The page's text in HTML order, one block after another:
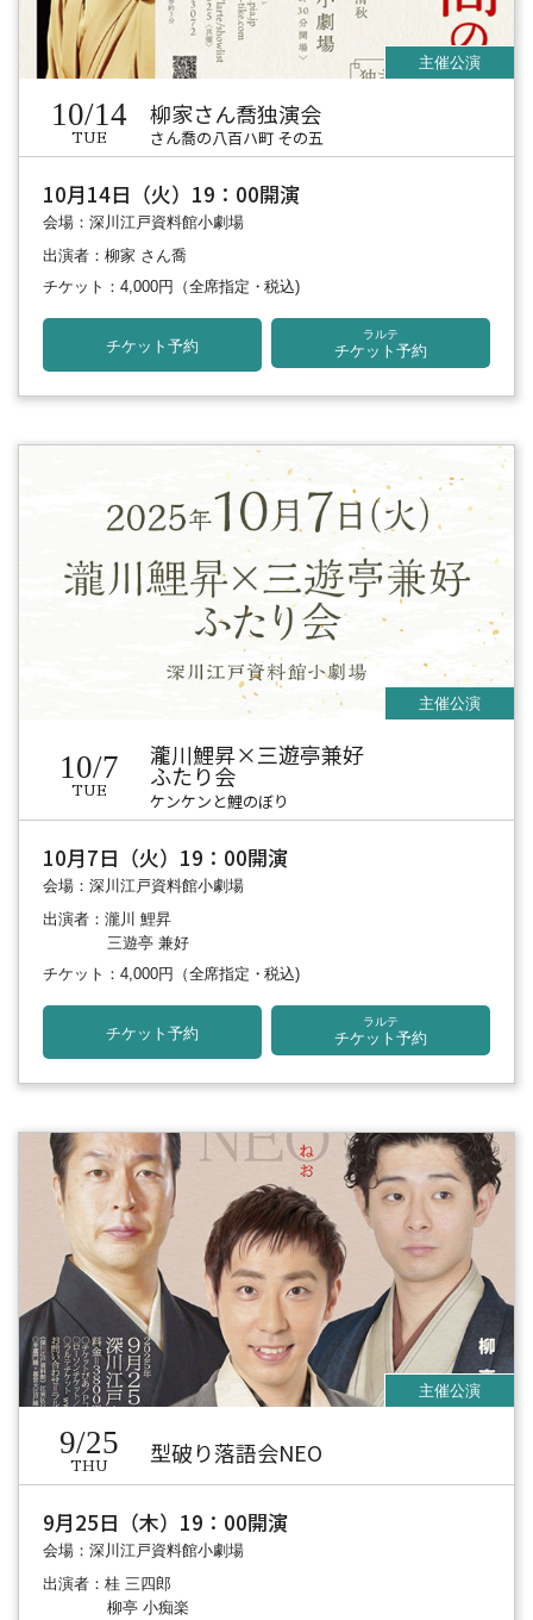
10/14
TUE
柳家さん喬独演会
さん喬の八百ハ町 その五
10月14日（火）19：00開演
会場：深川江戸資料館小劇場
出演者：柳家 さん喬
チケット：4,000円
（全席指定・税込)
チケット予約
ラルテ
チケット予約
10/7
TUE
瀧川鯉昇×三遊亭兼好
ふたり会
ケンケンと鯉のぼり
10月7日（火）19：00開演
会場：深川江戸資料館小劇場
出演者：瀧川 鯉昇
三遊亭 兼好
チケット：4,000円
（全席指定・税込)
チケット予約
ラルテ
チケット予約
9/25
THU 型破り落語会NEO
9月25日（木）19：00開演
会場：深川江戸資料館小劇場
出演者：桂 三四郎
柳亭 小痴楽